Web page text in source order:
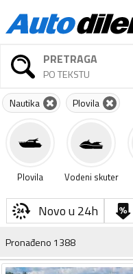
PRETRAGA
PO TEKSTU
Nautika Plovila
Plovila Vodeni skuter
Novo u 24h
Pronađeno 1388